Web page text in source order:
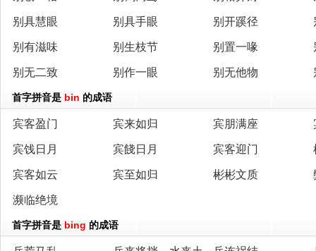
别具慧眼 别具手眼 别开蹊径
别有滋味 别生枝节 别置一喙
别无二致 别作一眼 别无他物
首字拼音是 bin 的成语
宾客盈门 宾来如归 宾朋满座
宾饯日月 宾餞日月 宾客迎门
宾客如云 宾至如归 彬彬文质
濒临绝境
首字拼音是 bing 的成语